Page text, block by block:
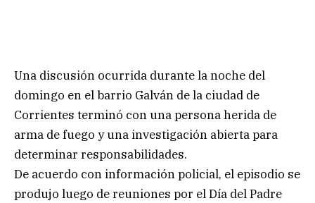
Una discusión ocurrida durante la noche del
domingo en el barrio Galván de la ciudad de
Corrientes terminó con una persona herida de
arma de fuego y una investigación abierta para
determinar responsabilidades.
De acuerdo con información policial, el episodio se
produjo luego de reuniones por el Día del Padre